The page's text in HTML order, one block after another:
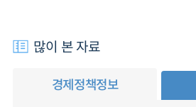
많이 본 자료
경제정책정보